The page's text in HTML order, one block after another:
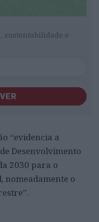
sustentabilidade e
“evidencia a
Desenvolvimento
2030 para o
nomeadamente o